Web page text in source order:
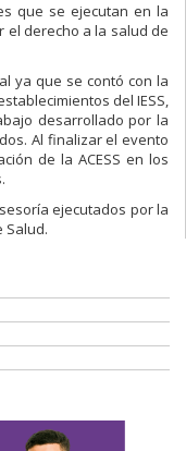
que se ejecutan en la
el derecho a la salud de
ya que se contó con la
del IESS,
desarrollado por la
Al finalizar el evento
de la ACESS en los
ejecutados por la
Salud.